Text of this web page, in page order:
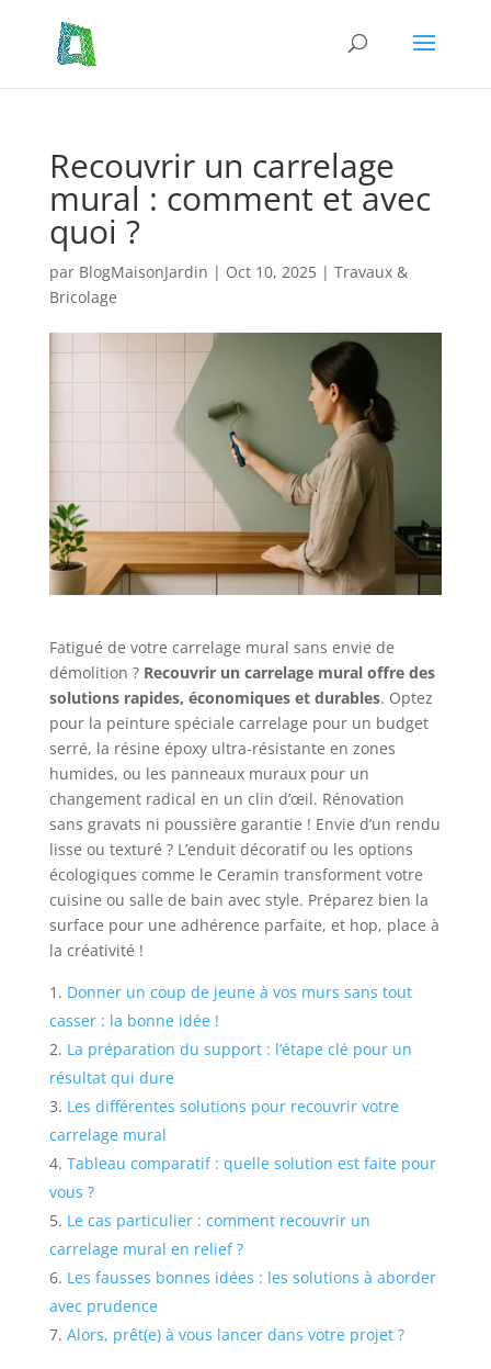
Recouvrir un carrelage
mural : comment et avec
quoi ?
par BlogMaisonJardin | Oct 10, 2025| Travaux &
Bricolage
Fatigué de votre carrelage mural sans envie de
démolition ? Recouvrir un carrelage mural offre des
solutions rapides, économiques et durables. Optez
pour la peinture spéciale carrelage pour un budget
serré, la résine époxy ultra-résistante en zones
humides, ou les panneaux muraux pour un
changement radical en un clin d’œil. Rénovation
sans gravats ni poussière garantie ! Envie d’un rendu
lisse ou texturé ? L’enduit décoratif ou les options
écologiques comme le Ceramin transforment votre
cuisine ou salle de bain avec style. Préparez bien la
surface pour une adhérence parfaite, et hop, place à
la créativité !
Donner un coup de jeune à vos murs sans tout
casser : la bonne idée !
La préparation du support : l’étape clé pour un
résultat qui dure
Les différentes solutions pour recouvrir votre
carrelage mural
Tableau comparatif : quelle solution est faite pour
vous ?
Le cas particulier : comment recouvrir un
carrelage mural en relief ?
Les fausses bonnes idées : les solutions à aborder
avec prudence
Alors, prêt(e) à vous lancer dans votre projet ?